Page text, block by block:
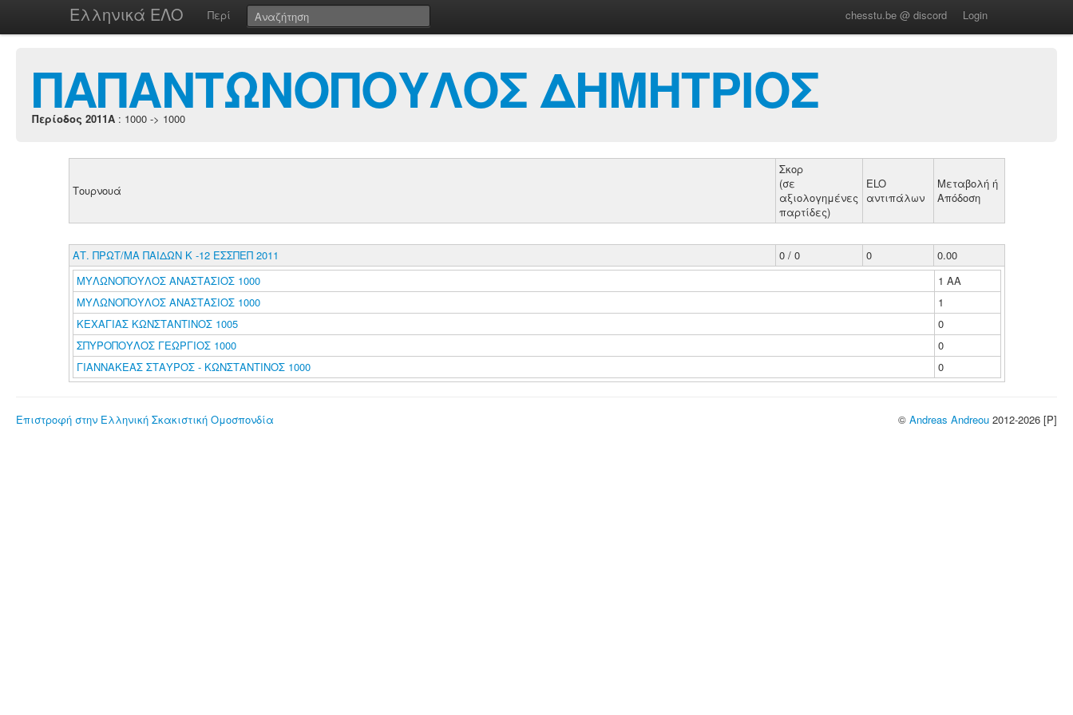
Ελληνικά ΕΛΟ Περί chesstu.be @ discord Login
ΠΑΠΑΝΤΩΝΟΠΟΥΛΟΣ ΔΗΜΗΤΡΙΟΣ
Περίοδος 2011A : 1000 -> 1000
Τουρνουά
Σκορ
(σε
αξιολογημένες
παρτίδες)
ELO
αντιπάλων
Μεταβολή ή
Απόδοση
ΑΤ. ΠΡΩΤ/ΜΑ ΠΑΙΔΩΝ Κ -12 ΕΣΣΠΕΠ 2011 0 / 0 0
0.00
ΜΥΛΩΝΟΠΟΥΛΟΣ ΑΝΑΣΤΑΣΙΟΣ 1000
1 ΑΑ
ΜΥΛΩΝΟΠΟΥΛΟΣ ΑΝΑΣΤΑΣΙΟΣ 1000
1
ΚΕΧΑΓΙΑΣ ΚΩΝΣΤΑΝΤΙΝΟΣ 1005
0
ΣΠΥΡΟΠΟΥΛΟΣ ΓΕΩΡΓΙΟΣ 1000
0
ΓΙΑΝΝΑΚΕΑΣ ΣΤΑΥΡΟΣ - ΚΩΝΣΤΑΝΤΙΝΟΣ 1000
0
Επιστροφή στην Ελληνική Σκακιστική Ομοσπονδία © Andreas Andreou 2012-2026 [P]